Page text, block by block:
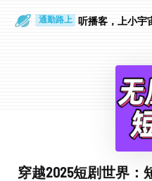
通勤路上 听播客，上小宇
穿越2025短剧世界：